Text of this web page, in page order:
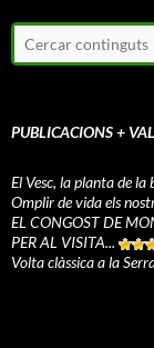
PUBLICACIONS +
El Vesc, la planta de la
Omplir de vida els
EL CONGOST DE
PER AL VISITA...
Volta clàssica a la